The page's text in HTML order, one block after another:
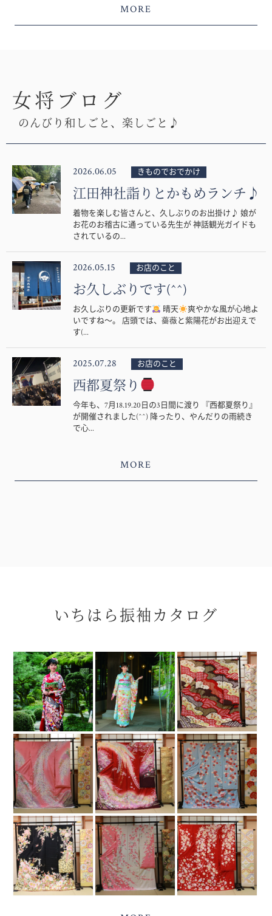
MORE
女将ブログ
のんびり和しごと、楽しごと♪
2026.06.05 きものでおでかけ
江田神社詣りとかもめランチ♪
着物を楽しむ皆さんと、久しぶりのお出掛け♪ 娘が
お花のお稽古に通っている先生が 神話観光ガイドも
されているの...
2026.05.15 お店のこと
お久しぶりです(^^)
お久しぶりの更新です 晴天
爽やかな風が心地よ
いですね〜。 店頭では、薔薇と紫陽花がお出迎えで
す(...
2025.07.28 お店のこと
西都夏祭り
今年も、7月18.19.20日の3日間に渡り 『西都夏祭り』
が開催されました(^^) 降ったり、やんだりの雨続き
で心...
MORE
いちはら振袖カタログ